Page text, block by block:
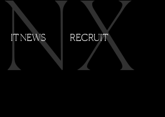
IT NEWS RECRUIT